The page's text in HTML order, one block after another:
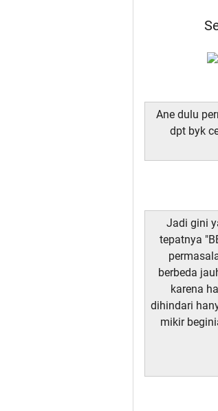
Ane dulu
dpt byk
Jadi gini
tepatnya
berbeda
karena
dihindari
mikir